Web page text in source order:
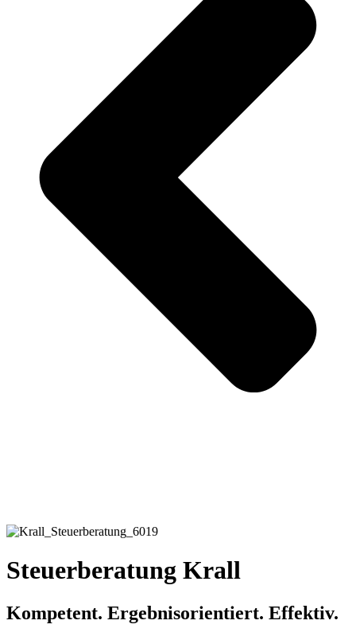
Steuerberatung Krall
Kompetent. Ergebnisorientiert. Effektiv.